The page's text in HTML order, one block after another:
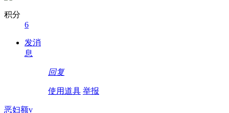
积分
6
发消
息
回复
使用道具 举报
恶妇额v